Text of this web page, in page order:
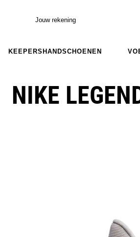
Jouw rekening
KEEPERSHANDSCHOENEN
NIKE